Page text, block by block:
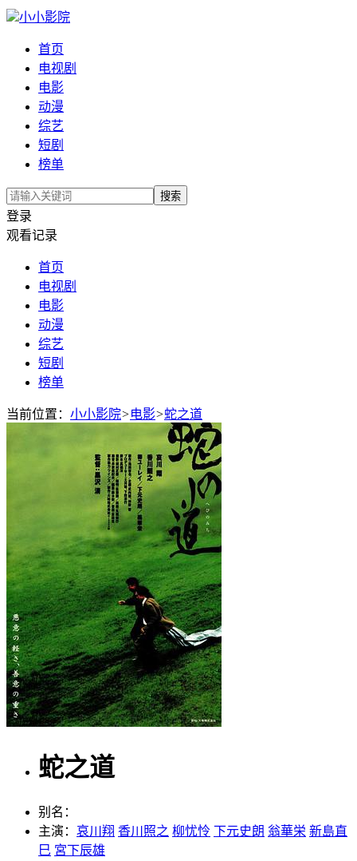
小小影院
首页
电视剧
电影
动漫
综艺
短剧
榜单
搜索
登录
观看记录
首页
电视剧
电影
动漫
综艺
短剧
榜单
当前位置： 小小影院>电影>蛇之道
蛇之道
别名：
主演： 哀川翔 香川照之 柳忧怜 下元史朗 翁華栄 新島直
巳 宮下辰雄